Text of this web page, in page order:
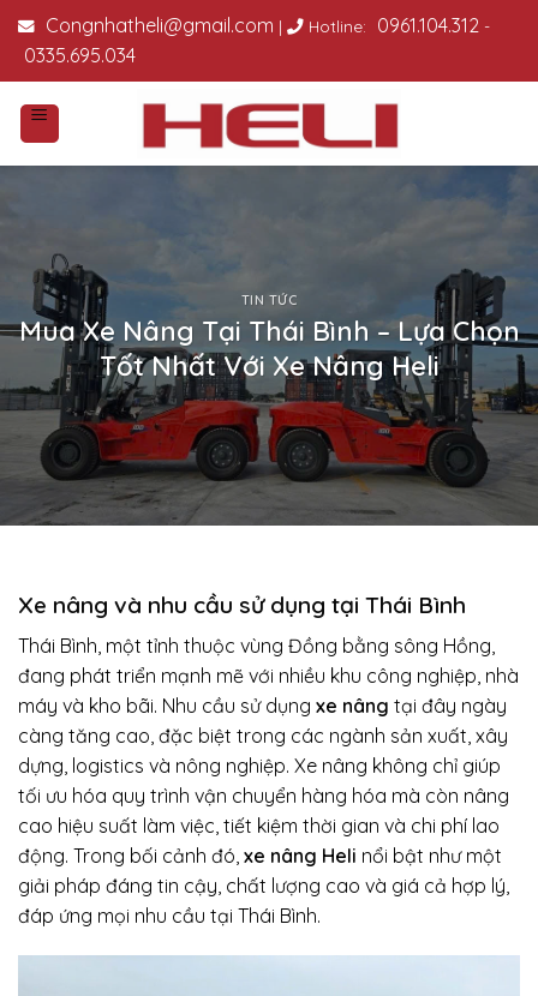
Skip Congnhatheli@gmail.com | Hotline: 0961.104.312 -
0335.695.034
TIN TỨC
Mua Xe Nâng Tại Thái Bình – Lựa Chọn
Tốt Nhất Với Xe Nâng Heli
Xe nâng và nhu cầu sử dụng tại Thái Bình
Thái Bình, một tỉnh thuộc vùng Đồng bằng sông Hồng,
đang phát triển mạnh mẽ với nhiều khu công nghiệp, nhà
máy và kho bãi. Nhu cầu sử dụng xe nâng tại đây ngày
càng tăng cao, đặc biệt trong các ngành sản xuất, xây
dựng, logistics và nông nghiệp. Xe nâng không chỉ giúp
tối ưu hóa quy trình vận chuyển hàng hóa mà còn nâng
cao hiệu suất làm việc, tiết kiệm thời gian và chi phí lao
động. Trong bối cảnh đó, xe nâng Heli nổi bật như một
giải pháp đáng tin cậy, chất lượng cao và giá cả hợp lý,
đáp ứng mọi nhu cầu tại Thái Bình.